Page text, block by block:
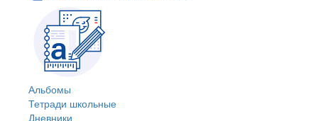
Альбомы
Тетради школьные
Дневники